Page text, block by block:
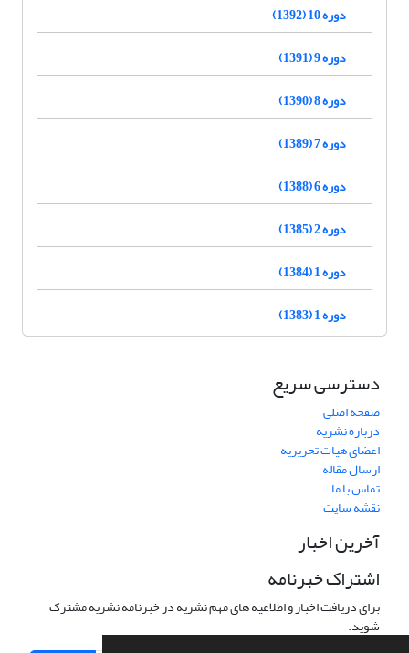
دوره 10 (1392)
دوره 9 (1391)
دوره 8 (1390)
دوره 7 (1389)
دوره 6 (1388)
دوره 2 (1385)
دوره 1 (1384)
دوره 1 (1383)
دسترسی سریع
صفحه اصلی
درباره نشریه
اعضای هیات تحریریه
ارسال مقاله
تماس با ما
نقشه سایت
آخرین اخبار
اشتراک خبرنامه
برای دریافت اخبار و اطلاعیه های مهم نشریه در خبرنامه نشریه مشترک
شوید.